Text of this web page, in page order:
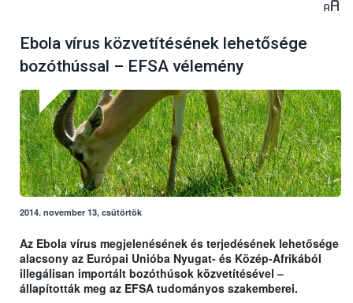
Ebola vírus közvetítésének lehetősége
bozóthússal – EFSA vélemény
2014. november 13, csütörtök
Az Ebola vírus megjelenésének és terjedésének lehetősége
alacsony az Európai Unióba Nyugat- és Közép-Afrikából
illegálisan importált bozóthúsok közvetítésével –
állapították meg az EFSA tudományos szakemberei.